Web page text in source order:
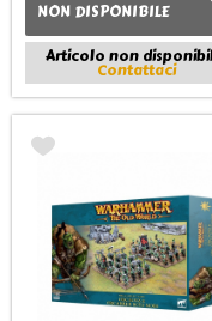
NON DISPONIBILE
Articolo non
Contattaci